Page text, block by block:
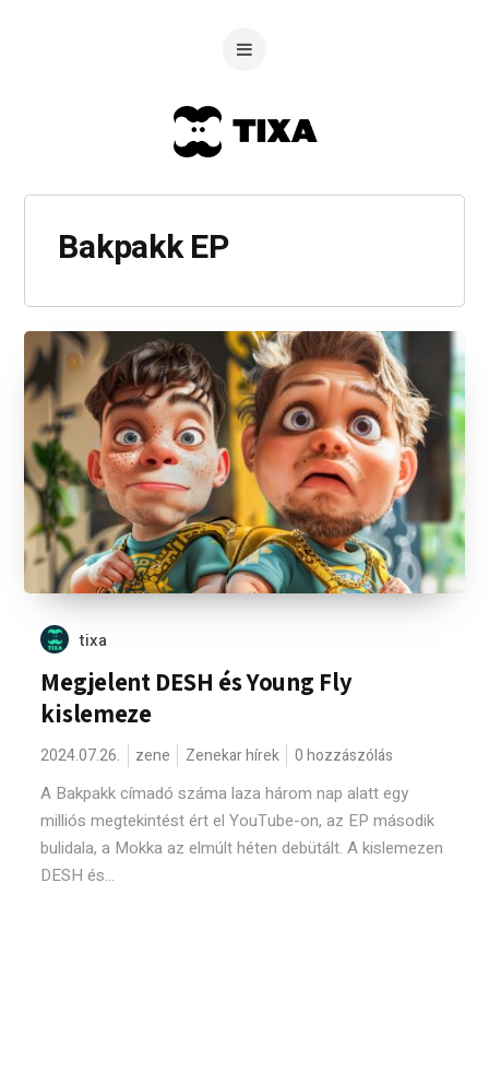
Bakpakk EP
tixa
Megjelent DESH és Young Fly
kislemeze
2024.07.26. zene Zenekar hírek 0 hozzászólás
A Bakpakk címadó száma laza három nap alatt egy
milliós megtekintést ért el YouTube-on, az EP második
bulidala, a Mokka az elmúlt héten debütált. A kislemezen
DESH és...